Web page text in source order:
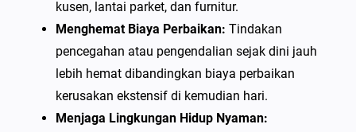
kusen, lantai parket, dan furnitur.
Menghemat Biaya Perbaikan: Tindakan
pencegahan atau pengendalian sejak dini jauh
lebih hemat dibandingkan biaya perbaikan
kerusakan ekstensif di kemudian hari.
Menjaga Lingkungan Hidup Nyaman: